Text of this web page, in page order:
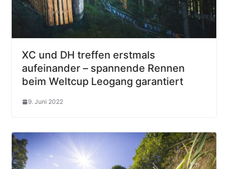
XC und DH treffen erstmals
aufeinander – spannende Rennen
beim Weltcup Leogang garantiert
9. Juni 2022